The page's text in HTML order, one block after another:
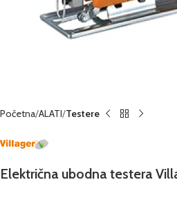
Početna ALATI Testere
Električna ubodna testera